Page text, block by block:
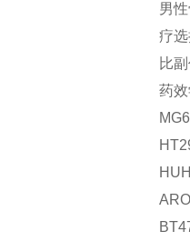
男
疗
比
药